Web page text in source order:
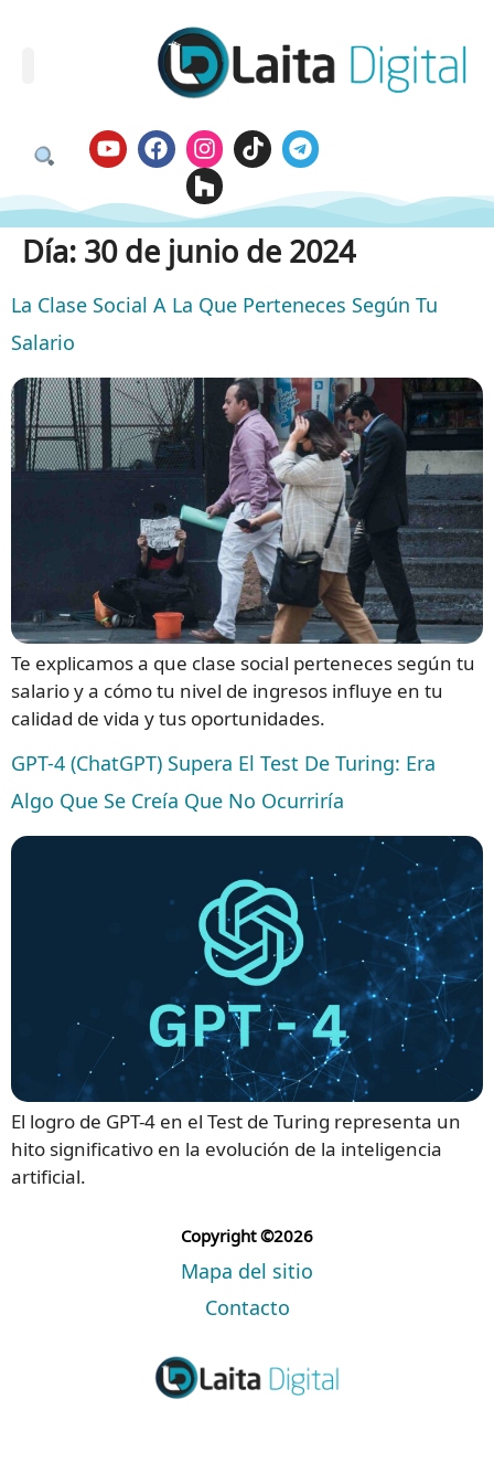
Día: 30 de junio de 2024
La Clase Social A La Que Perteneces Según Tu
Salario
Te explicamos a que clase social perteneces según tu
salario y a cómo tu nivel de ingresos influye en tu
calidad de vida y tus oportunidades.
GPT-4 (ChatGPT) Supera El Test De Turing: Era
Algo Que Se Creía Que No Ocurriría
El logro de GPT-4 en el Test de Turing representa un
hito significativo en la evolución de la inteligencia
artificial.
Copyright ©2026
Mapa del sitio
Contacto